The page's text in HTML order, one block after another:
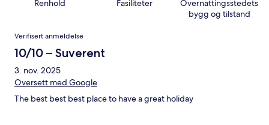
Renhold Fasiliteter
Overnattingsstedets
bygg og tilstand
Anmeldelser
Verifisert anmeldelse
10/10 – Suverent
3. nov. 2025
Oversett med Google
The best best best place to have a great holiday